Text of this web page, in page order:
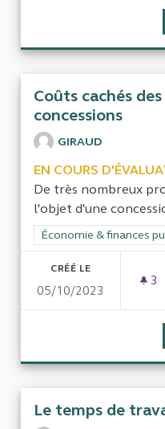
Coûts cachés
concessions
GIRAUD
EN COURS
De très nombreux
l'objet d'une
Filtrer les résultats de
Économie & finances
CRÉÉ LE
05/10/2023
3
Le temps de